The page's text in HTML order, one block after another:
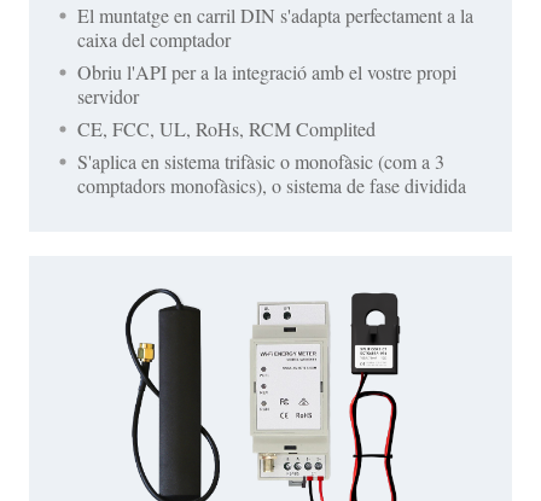
El muntatge en carril DIN s'adapta perfectament a la
caixa del comptador
Obriu l'API per a la integració amb el vostre propi
servidor
CE, FCC, UL, RoHs, RCM Complited
S'aplica en sistema trifàsic o monofàsic (com a 3
comptadors monofàsics), o sistema de fase dividida